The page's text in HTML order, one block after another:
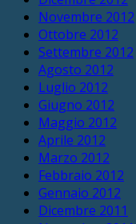
Novembre 2012
Ottobre 2012
Settembre 2012
Agosto 2012
Luglio 2012
Giugno 2012
Maggio 2012
Aprile 2012
Marzo 2012
Febbraio 2012
Gennaio 2012
Dicembre 2011